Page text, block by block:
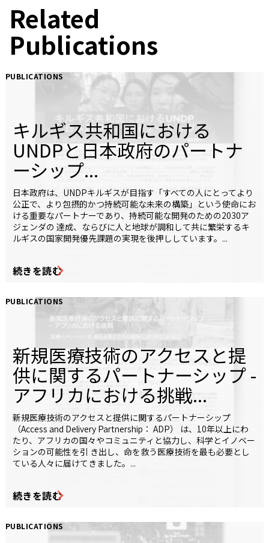
Related
Publications
PUBLICATIONS
キルギス共和国における
UNDPと日本政府のパートナ
ーシップ...
日本政府は、UNDPキルギスが目指す「すべての人にとってより
公正で、より包摂的かつ持続可能な未来の構築」という使命にお
ける重要なパートナーであり、持続可能な開発のための2030ア
ジェンダの 達成、ならびに人と地球が調和して共に繁栄するキ
ルギスの国家開発優先課題の実現を後押ししています。...
続きを読む
PUBLICATIONS
新規医療技術のアクセスと提
供に関するパートナーシップ -
アフリカにおける挑戦...
新規医療技術のアクセスと提供に関するパートナーシップ
（Access and Delivery Partnership： ADP） は、10年以上にわ
たり、アフリカの国々やコミュニティと協力し、科学とイノベー
ションの可能性を引 き出し、命を救う医療技術を最も必要とし
ている人々に届けてきました。...
続きを読む
PUBLICATIONS